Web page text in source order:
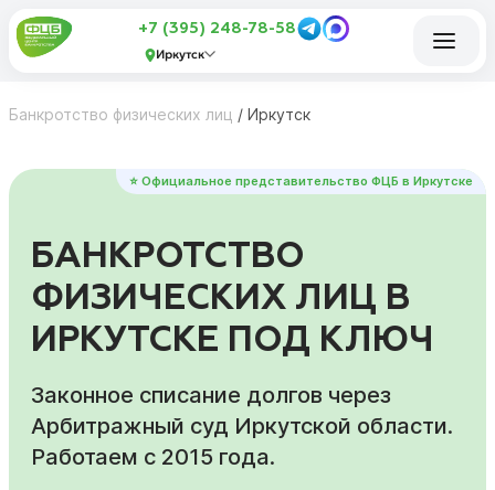
+7 (395) 248-78-58
Иркутск
Банкротство физических лиц / Иркутск
⭐ Официальное представительство ФЦБ в Иркутске
БАНКРОТСТВО
ФИЗИЧЕСКИХ ЛИЦ В
ИРКУТСКЕ ПОД КЛЮЧ
Законное списание долгов через
Арбитражный суд Иркутской области.
Работаем с 2015 года.